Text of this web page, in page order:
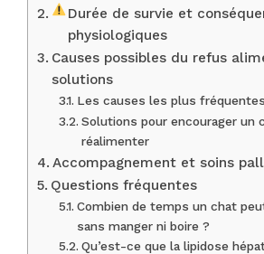
Durée de survie et
physiologiques
Causes possibles du refus
solutions
Les causes les plus fréquentes
Solutions pour encourager un
réalimenter
Accompagnement et soins
Questions fréquentes
Combien de temps un chat
sans manger ni boire ?
Qu’est-ce que la lipidose